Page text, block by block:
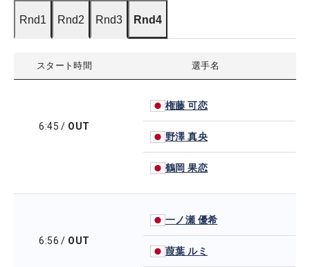
Rnd1 Rnd2 Rnd3 Rnd4
スタート時間 選手名
6:45 / OUT
権藤 可恋
野澤 真央
鶴岡 果恋
6:56 / OUT
一ノ瀬 優希
葭葉 ルミ